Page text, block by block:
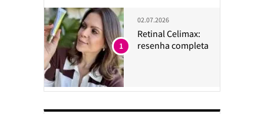
02.07.2026
Retinal Celimax:
resenha completa
1